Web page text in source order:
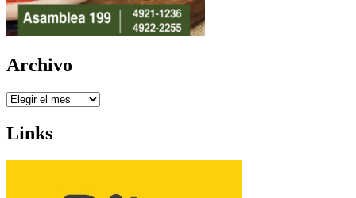
Archivo
Archivo
Links